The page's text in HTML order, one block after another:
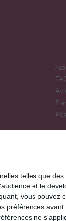
telles que
et le
vous pouvez
préférences avant
ne